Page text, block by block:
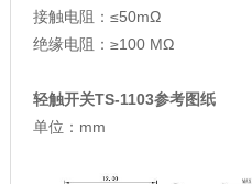
接触电阻：≤50mΩ
绝缘电阻：≥100 MΩ
轻触开关TS-1103参考图纸
单位：mm